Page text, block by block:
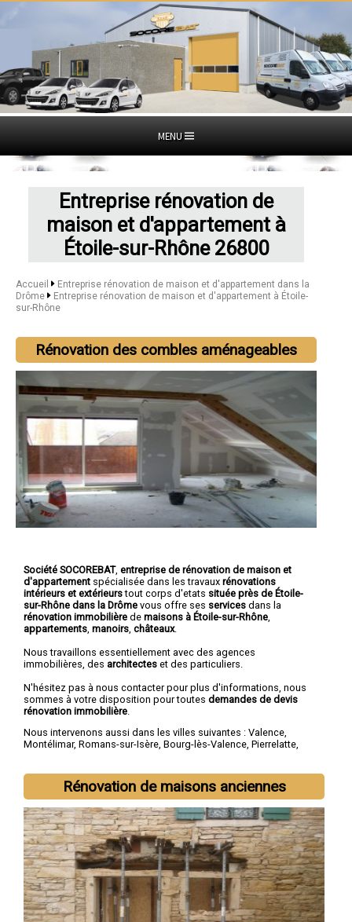
MENU
Entreprise rénovation de
maison et d'appartement à
Étoile-sur-Rhône 26800
Accueil
Entreprise rénovation de maison et d'appartement dans la
Drôme
Entreprise rénovation de maison et d'appartement à Étoile-
sur-Rhône
Rénovation des combles aménageables
Société SOCOREBAT, entreprise de rénovation de maison et
d'appartement spécialisée dans les travaux rénovations
intérieurs et extérieurstout corps d'etats située près de Étoile-
sur-Rhône dans la Drôme vous offre ses services dans la
rénovation immobilière de maisons à Étoile-sur-Rhône
appartements manoirs châteaux.
Nous travaillons essentiellement avec des agences
immobilières, des architectes et des particuliers.
N'hésitez pas à nous contacter pour plus d'informations, nous
sommes à votre disposition pour toutes demandes de devis
rénovation immobilière
Nous intervenons aussi dans les villes suivantes : Valence,
Montélimar, Romans-sur-Isère, Bourg-lès-Valence, Pierrelatte,
Rénovation de maisons anciennes